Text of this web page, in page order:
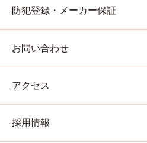
防犯登録・メーカー保証
お問い合わせ
アクセス
採用情報